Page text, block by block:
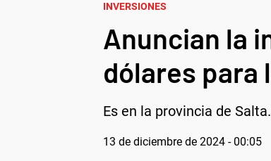
INVERSIONES
Anuncian la
dólares para
Es en la provincia de
13 de diciembre de 2024 - 00:05